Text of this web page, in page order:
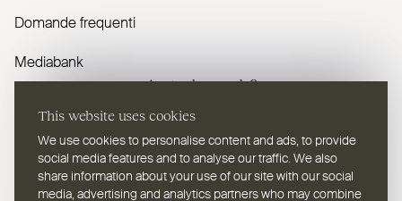
This website uses cookies
We use cookies to personalise content and ads, to provide
social media features and to analyse our traffic. We also
share information about your use of our site with our social
media, advertising and analytics partners who may combine
Domande frequenti
Mediabank
Avete domande?